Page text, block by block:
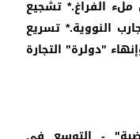
الفراغ.* تشجيع
النووية.* تسريع
"دولرة" التجارة